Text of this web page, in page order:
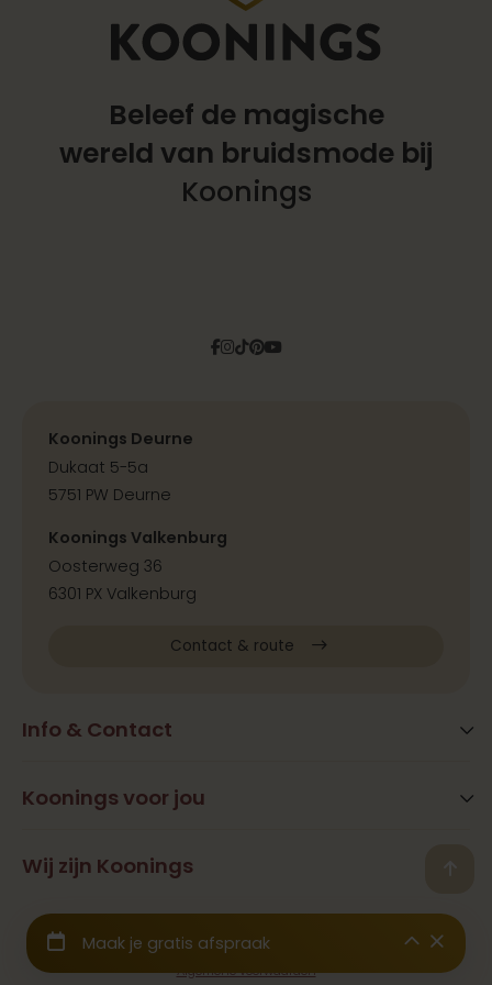
Beleef de magische
wereld van bruidsmode bij
Koonings
Facebook
Instagram
Tiktok
Pinterest
YouTube
Info & Contact
FAQ
Vestigingen
Samenwerkingen & Pers
Werken bij
Koonings voor jou
Beauty
Trouwjurken
Trouwpakken
Wij zijn Koonings
Geschiedenis
Binnenkijken
Koonings Deurne
Dukaat 5-5a
5751 PW Deurne
Koonings Valkenburg
Oosterweg 36
6301 PX Valkenburg
Contact & route
Wij zijn aangesloten bij het
CBW Garantiefonds
Algemene voorwaarden